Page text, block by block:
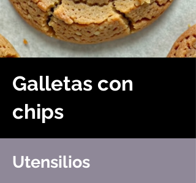
Galletas con
chips
Utensilios